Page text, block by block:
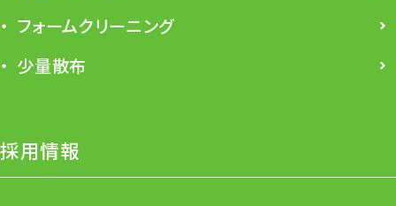
フォームクリーニング
少量散布
採用情報